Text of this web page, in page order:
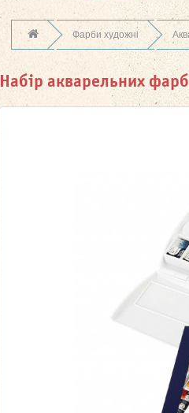
Фарби художні
Набір акварельних